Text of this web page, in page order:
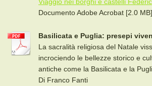
Documento Adobe Acrobat [2.0 MB]
Basilicata e Puglia: presepi
La sacralità religiosa del Natale
incrociendo le bellezze storico e
antiche come la Basilicata e la
Di Franco Fanti